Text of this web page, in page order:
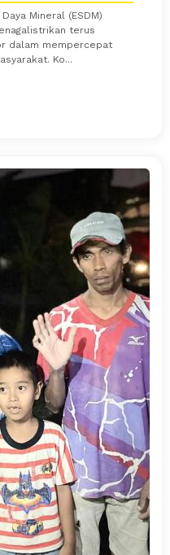
Mineral (ESDM)
terus
dalam mempercepat
Ko...